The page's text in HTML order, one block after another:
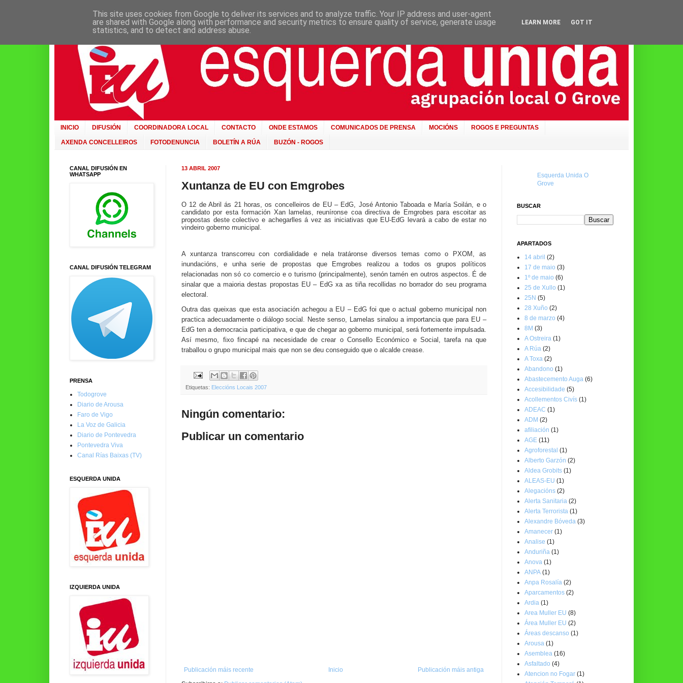
INICIO DIFUSIÓN COORDINADORA LOCAL CONTACTO ONDE ESTAMOS COMUNICADOS DE PRENSA MOCIÓNS ROGOS E PREGUNTAS
AXENDA CONCELLEIROS FOTODENUNCIA BOLETÍN A RÚA BUZÓN - ROGOS
13 ABRIL 2007
Xuntanza de EU con Emgrobes
O 12 de Abril ás 21 horas, os concelleiros de EU – EdG, José Antonio Taboada e María Soilán, e o
candidato por esta formación Xan lamelas, reuníronse coa directiva de Emgrobes para escoitar as
propostas deste colectivo e achegarlles á vez as iniciativas que EU-EdG levará a cabo de estar no
vindeiro goberno municipal.
A xuntanza transcorreu con cordialidade e nela tratáronse diversos temas como o PXOM, as
inundacións, e unha serie de propostas que Emgrobes realizou a todos os grupos políticos
relacionadas non só co comercio e o turismo (principalmente), senón tamén en outros aspectos. É de
sinalar que a maioria destas propostas EU – EdG xa as tiña recollidas no borrador do seu programa
electoral.
Outra das queixas que esta asociación achegou a EU – EdG foi que o actual goberno municipal non
practica adecuadamente o diálogo social. Neste senso, Lamelas sinalou a importancia que para EU –
EdG ten a democracia participativa, e que de chegar ao goberno municipal, será fortemente impulsada.
Así mesmo, fixo fincapé na necesidade de crear o Consello Económico e Social, tarefa na que
traballou o grupo municipal mais que non se deu conseguido que o alcalde crease.
Etiquetas: Eleccións Locais 2007
Ningún comentario:
Publicar un comentario
Publicación máis recente Publicación máis antiga
Inicio
CANAL DIFUSIÓN EN
WHATSAPP
CANAL DIFUSIÓN TELEGRAM
PRENSA
Todogrove
Diario de Arousa
Faro de Vigo
La Voz de Galicia
Diario de Pontevedra
Pontevedra Viva
Canal Rías Baixas (TV)
ESQUERDA UNIDA
IZQUIERDA UNIDA
Esquerda Unida O
Grove
BUSCAR
APARTADOS
14 abril (2)
17 de maio (3)
1º de maio (6)
25 de Xullo (1)
25N (5)
28 Xuño (2)
8 de marzo (4)
8M (3)
A Ostreira (1)
A Rúa (2)
A Toxa (2)
Abandono (1)
Abastecemento Auga (6)
Accesibilidade (5)
Acollementos Civís (1)
ADEAC (1)
ADM (2)
afiliación (1)
AGE (11)
Agroforestal (1)
Alberto Garzón (2)
Aldea Grobits (1)
ALEAS-EU (1)
Alegacións (2)
Alerta Sanitaria (2)
Alerta Terrorista (1)
Alexandre Bóveda (3)
Amanecer (1)
Analise (1)
Anduriña (1)
Anova (1)
ANPA (1)
Anpa Rosalía (2)
Aparcamentos (2)
Ardia (1)
Area Muller EU (8)
Área Muller EU (2)
Áreas descanso (1)
Arousa (1)
Asemblea (16)
Asfaltado (4)
Atencion no Fogar (1)
This site uses cookies from Google to deliver its services and to analyze traffic. Your IP address and user-agent
are shared with Google along with performance and security metrics to ensure quality of service, generate usage
statistics, and to detect and address abuse.
LEARN MORE GOT IT